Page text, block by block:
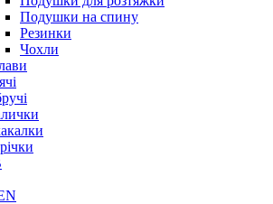
Подушки на спину
Резинки
Чохли